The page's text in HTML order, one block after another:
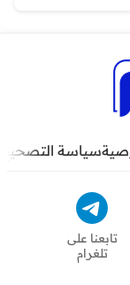
سياسة التصحيح
تابعنا على
تلغرام